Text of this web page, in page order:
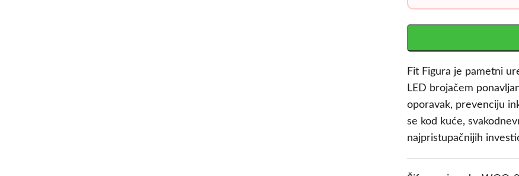
Fit Figura je pametni
LED brojačem
oporavak, prevenciju
se kod kuće,
najpristupačnijih